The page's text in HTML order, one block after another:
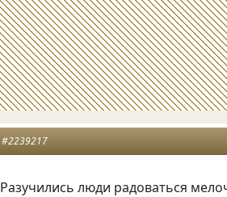
#2239217
Разучились люди радоваться